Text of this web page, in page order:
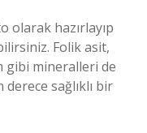
olarak hazırlayıp
Folik asit,
gibi mineralleri de
sağlıklı bir